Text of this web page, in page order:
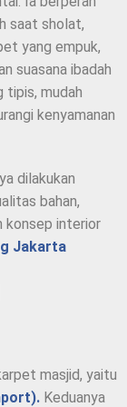
saat sholat,
yang empuk,
suasana ibadah
tipis, mudah
kenyamanan
dilakukan
bahan,
konsep interior
Jakarta
masjid, yaitu
Keduanya